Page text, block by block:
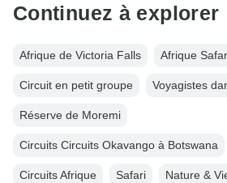
Continuez à explorer
Afrique de Victoria Falls Afrique
Circuit en petit groupe Voyagistes
Réserve de Moremi
Circuits Circuits Okavango à Botswana
Circuits Afrique Safari Nature &